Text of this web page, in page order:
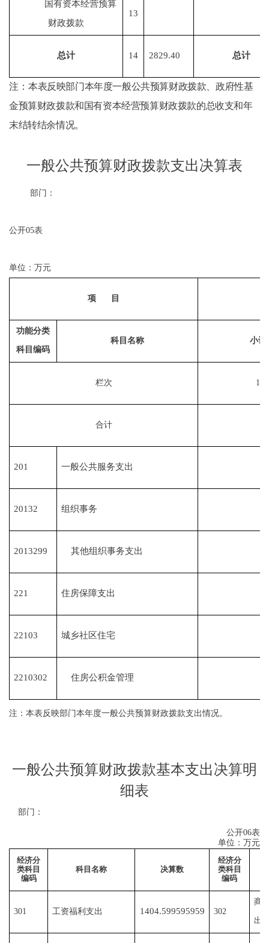
国有资本经营预算
财政拨款
13
总计 14 2829.40 总计
注： 本表反映部门本年度一般公共预算财政拨款、政府性基
金预算财政拨款和国有资本经营预算财政拨款的总收支和年
末结转结余情况。
一般公共预算财政拨款支出决算表
部门：
公开05表
单位：万元
项 目
功能分类
科目编码
科目名称 小计
栏次 1
合计
201 一般公共服务支出
20132 组织事务
2013299 其他组织事务支出
221 住房保障支出
22103 城乡社区住宅
2210302 住房公积金管理
注：本表反映部门本年度一般公共预算财政拨款支出情况。
一般公共预算财政拨款基本支出决算明
细表
部门：
公开06表
单位：万元
经济分
类科目
编码
科目名称 决算数
经济分
类科目
编码
301 工资福利支出 1404.599595959 302
商
出